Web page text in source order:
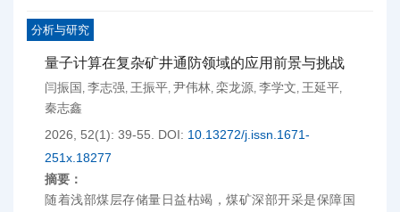
分析与研究
量子计算在复杂矿井通防领域的应用前景与挑战
闫振国 , 李志强, 王振平, 尹伟林, 栾龙源, 李学文, 王延平,
秦志鑫
2026, 52(1): 39-55.
DOI: 10.13272/j.issn.1671-
251x.18277
摘要：
随着浅部煤层存储量日益枯竭，煤矿深部开采是保障国